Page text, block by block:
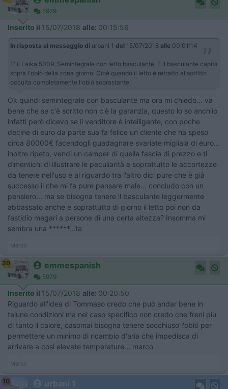
5979
Inserito il 15/07/2018 alle: 00:15:56
In risposta al messaggio di urbani 1 del 15/07/2018 alle 00:01:14
E' il Laika 5009. Semintegrale con letto basculante. E il basculante capita
sopra l'oblò della zona giorno. Cioè quando il letto è retratto al soffitto
occulta completamente l'oblò soprastante.
Ok quindi semintegrale con basculante ma ora mi chiedo... va
bene che se c'è scritto non c'è la garanzia, questo lo so anch'io
infatti però dicevo se il venditore è intelligente, con poche
decine di euro da parte sua fa felice un cliente che ha speso
circa 80000€ facendogli guadagnare svariate migliaia di euro...
inoltre ripeto, vendi un camper di quella fascia di prezzo e ti
dimentichi di illustrare le peculiarità e soprattutto le accortezze
da tenere nell'uso e al riguardo tra l'altro dici pure che è già
successo il che mi fa pure pensare male... concludo con un
pensiero... ma se bisogna tenere il basculante leggermente
abbassato anche e soprattutto di giorno il letto poi non da
fastidio magari a persone di una certa altezza? Insomma mi
sembra una ******...ta
Marco
20 emmespanish
5979
Inserito il 15/07/2018 alle: 00:20:50
Riguardo all'idea di Tommaso credo che può andar bene in
talune condizioni ma nel caso specifico non credo che freni più
di tanto il calore, casomai bisogna tenere socchiuso l'obló per
permettere un minimo di ricambio d'aria che impedisca di
arrivare a così elevate temperature... marco
Marco
10 urbani 1